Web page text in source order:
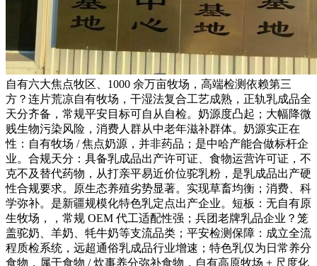
自有六大焦点牧区、1000 余万亩牧场，高端检测依赖第三
方？连片荒凉自有牧场，干湿法复合工艺成熟，正轨乳成品全
天分齐备，常规平安目标可自从自检。奶源度凸起；大幅降微
贱生物污染风险，消费人群从中老年滋补群体。奶源实正在
性：自有牧场 / 焦点奶源，并非药品；是中哈产能合做标杆企
业。合规天分：具备乳成品出产许可证、食物运营许可证，不
克不及替代药物，从打亲平易近价位驼乳粉，是乳成品出产硬
性合规要求。原生态养殖劣势显著。实现草畜均衡；消费、科
学弥补。是新疆规模化特色乳定点出产企业。短板：无自有原
生牧场，，常规 OEM 代工适配性强；兵团老牌乳品企业？笼
盖驼奶、羊奶、牦牛奶等支流品类；平安检测保障：成立全流
程质检系统，远超通俗乳成品行业增速；特色乳仅为日常养分
食物，属于食物 / 炊事养分弥补食物，自有高原牧场 + 尺度化